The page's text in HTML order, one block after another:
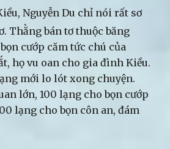
Nguyễn Du chỉ nói rất sơ
Thằng bán tơ thuộc băng
cướp căm tức chú của
họ vu oan cho gia đình Kiều.
mới lo lót xong chuyện.
lớn, 100 lạng cho bọn cướp
lạng cho bọn côn an, đám